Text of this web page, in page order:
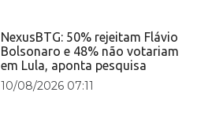
NexusBTG: 50% rejeitam Flávio
Bolsonaro e 48% não votariam
em Lula, aponta pesquisa
10/08/2026 07:11